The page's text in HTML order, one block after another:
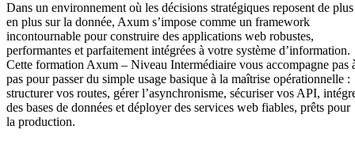
Dans un environnement où les décisions stratégiques reposent de plus
en plus sur la donnée, Axum s’impose comme un framework
incontournable pour construire des applications web robustes,
performantes et parfaitement intégrées à votre système d’information.
Cette formation Axum – Niveau Intermédiaire vous accompagne pas
pas pour passer du simple usage basique à la maîtrise opérationnelle :
structurer vos routes, gérer l’asynchronisme, sécuriser vos API,
des bases de données et déployer des services web fiables, prêts pour
la production.